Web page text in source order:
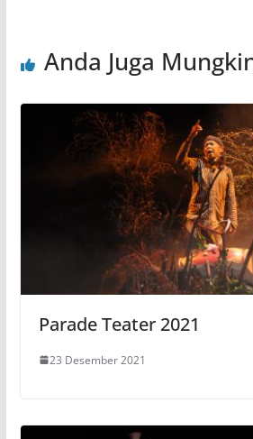
Anda Juga
Parade Teater 2021
23 Desember 2021